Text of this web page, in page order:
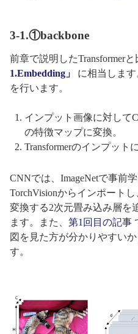
3-1.①backbone
前章で説明したTransformerと
1.Embedding」
に相当しま
を行います。
インプット画像に対して
の特徴マップに変換。
Transformerのインプット
CNNでは、ImageNetで事前
TorchVisionからインポート
変換する2次元畳み込み層を
ます。また、 第1回目の記事
図を見た方が分かりやすい
す。